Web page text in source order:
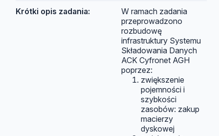
Krótki opis zadania:
W ramach zadania
przeprowadzono
rozbudowę
infrastruktury Systemu
Składowania Danych
ACK Cyfronet AGH
poprzez:
zwiększenie
pojemności i
szybkości
zasobów: zakup
macierzy
dyskowej